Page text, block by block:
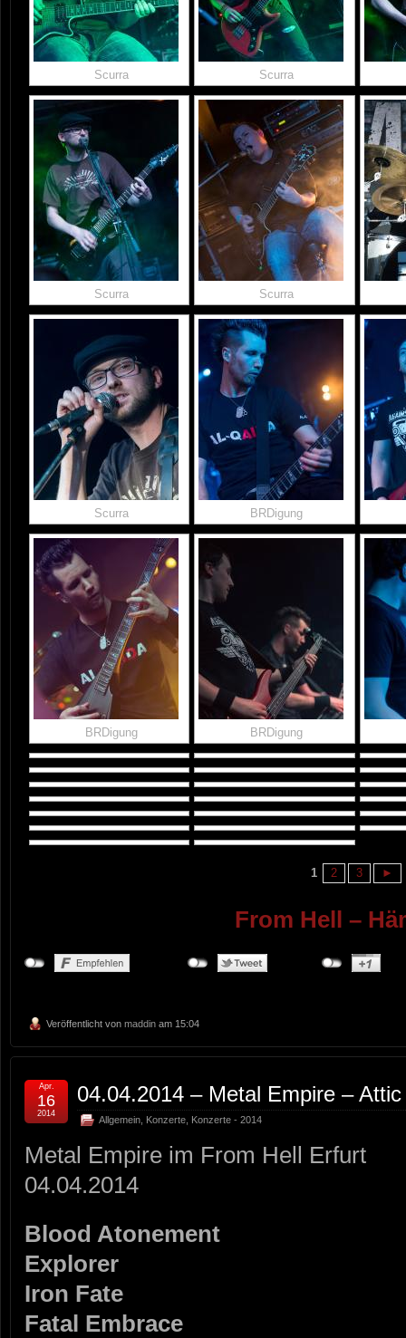
Scurra Scurra
Scurra Scurra
Scurra BRDigung
BRDigung BRDigung
1 2 3 ►
From Hell –
Veröffentlicht von maddin am 15:04
04.04.2014 – Metal Empire – Attic
Allgemein Konzerte Konzerte - 2014
Apr.
16
2014
Metal Empire im From Hell Erfurt
04.04.2014
Blood Atonement
Explorer
Iron Fate
Fatal Embrace